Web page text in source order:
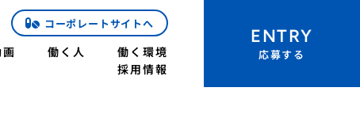
コーポレートサイトへ
働く人
働く環境
採用情報
ENTRY
応募する